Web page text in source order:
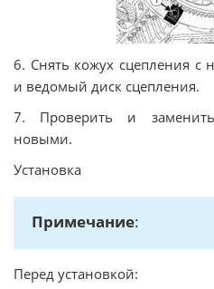
6. Снять кожух сцепления
и ведомый диск сцепления.
7. Проверить и
новыми.
Установка
Примечание:
Перед установкой: